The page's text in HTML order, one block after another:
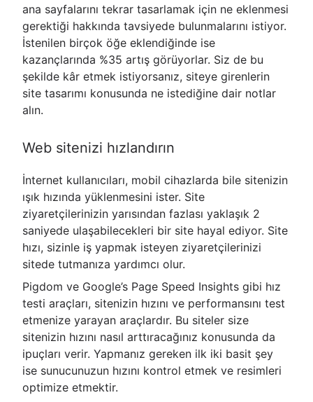
ana sayfalarını tekrar tasarlamak için ne eklenmesi
gerektiği hakkında tavsiyede bulunmalarını istiyor.
İstenilen birçok öğe eklendiğinde ise
kazançlarında %35 artış görüyorlar. Siz de bu
şekilde kâr etmek istiyorsanız, siteye girenlerin
site tasarımı konusunda ne istediğine dair notlar
alın.
Web sitenizi hızlandırın
İnternet kullanıcıları, mobil cihazlarda bile sitenizin
ışık hızında yüklenmesini ister. Site
ziyaretçilerinizin yarısından fazlası yaklaşık 2
saniyede ulaşabilecekleri bir site hayal ediyor. Site
hızı, sizinle iş yapmak isteyen ziyaretçilerinizi
sitede tutmanıza yardımcı olur.
Pigdom ve Google’s Page Speed Insights gibi hız
testi araçları, sitenizin hızını ve performansını test
etmenize yarayan araçlardır. Bu siteler size
sitenizin hızını nasıl arttıracağınız konusunda da
ipuçları verir. Yapmanız gereken ilk iki basit şey
ise sunucunuzun hızını kontrol etmek ve resimleri
optimize etmektir.